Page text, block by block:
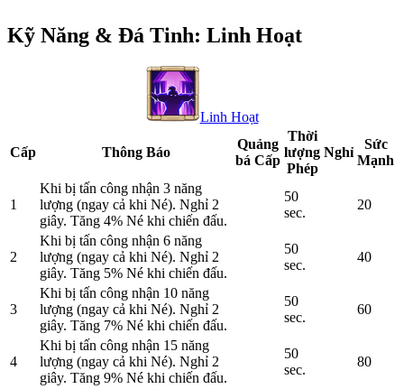
Kỹ Năng & Đá Tinh: Linh Hoạt
Linh Hoạt
Cấp Thông Báo
Quảng
bá Cấp
Thời
lượng
Phép
Nghỉ
Sức
Mạnh
1
Khi bị tấn công nhận 3 năng
lượng (ngay cả khi Né). Nghỉ 2
giây. Tăng 4% Né khi chiến đấu.
50
sec.
20
2
Khi bị tấn công nhận 6 năng
lượng (ngay cả khi Né). Nghỉ 2
giây. Tăng 5% Né khi chiến đấu.
50
sec.
40
3
Khi bị tấn công nhận 10 năng
lượng (ngay cả khi Né). Nghỉ 2
giây. Tăng 7% Né khi chiến đấu.
50
sec.
60
4
Khi bị tấn công nhận 15 năng
lượng (ngay cả khi Né). Nghỉ 2
giây. Tăng 9% Né khi chiến đấu.
50
sec.
80